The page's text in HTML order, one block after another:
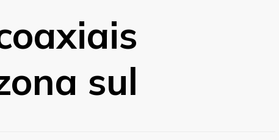
sul